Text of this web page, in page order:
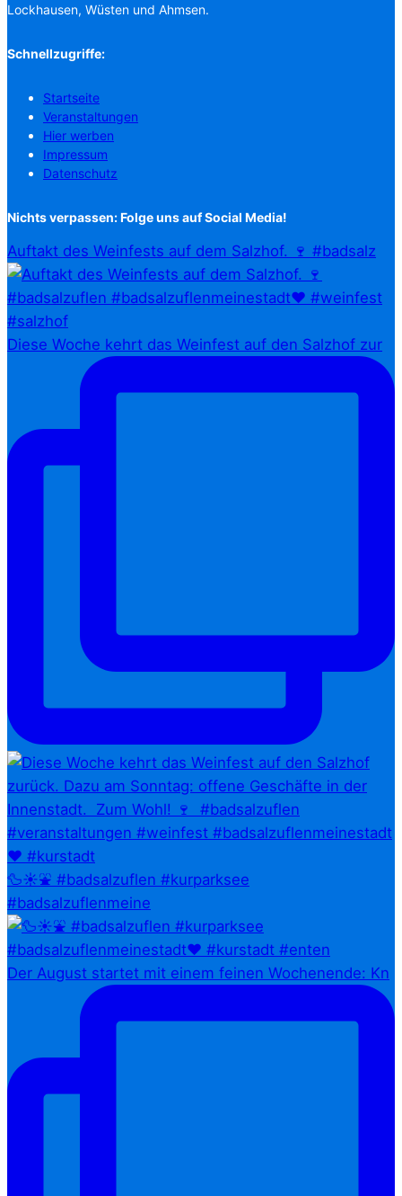
Lockhausen, Wüsten und Ahmsen.
Schnellzugriffe:
Startseite
Veranstaltungen
Hier werben
Impressum
Datenschutz
Nichts verpassen: Folge uns auf Social Media!
Auftakt des Weinfests auf dem Salzhof. 🍷 #badsalz
Diese Woche kehrt das Weinfest auf den Salzhof zur
🦆☀️⛲ #badsalzuflen #kurparksee
#badsalzuflenmeine
Der August startet mit einem feinen Wochenende: Kn